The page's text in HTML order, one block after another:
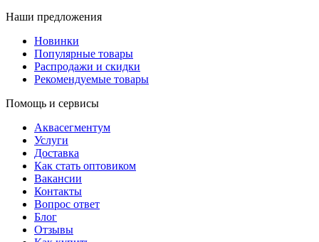
Наши предложения
Новинки
Популярные товары
Распродажи и скидки
Рекомендуемые товары
Помощь и сервисы
Аквасегментум
Услуги
Доставка
Как стать оптовиком
Вакансии
Контакты
Вопрос ответ
Блог
Отзывы